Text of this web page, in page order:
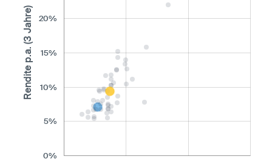
0%
5%
10%
15%
20%
Rendite p.a. (3 Jahre)